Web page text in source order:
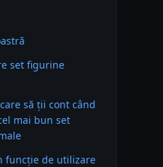
set figurine
să ții cont când
mai bun set
funcție de utilizare